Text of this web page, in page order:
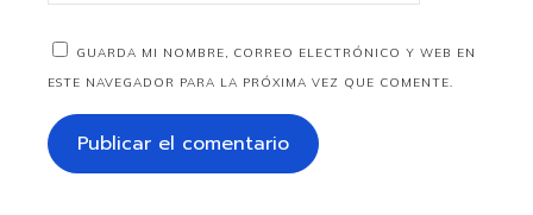
GUARDA MI NOMBRE, CORREO ELECTRÓNICO Y WEB EN
ESTE NAVEGADOR PARA LA PRÓXIMA VEZ QUE COMENTE.